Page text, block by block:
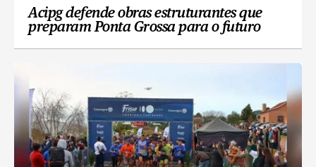
Acipg defende obras estruturantes que
preparam Ponta Grossa para o futuro